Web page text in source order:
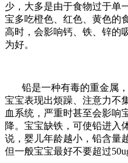
少，大多是由于食物过于单
宝多吃橙色、红色、黄色的
高时，会影响钙、铁、锌的
为好。
铅是一种有毒的重金属，
宝宝表现出烦躁、注意力不
血系统，严重时甚至会影响
降。宝宝缺铁，可使铅进入
说，婴儿年龄越小，铅含量
但一般宝宝最好不要超过